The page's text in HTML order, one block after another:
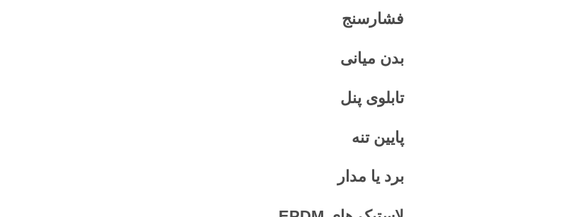
فشارسنج
بدن میانی
تابلوی پنل
پایین تنه
برد یا مدار